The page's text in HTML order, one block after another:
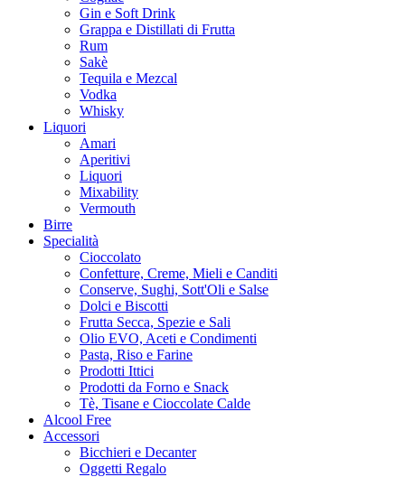
Gin e Soft Drink
Grappa e Distillati di Frutta
Rum
Sakè
Tequila e Mezcal
Vodka
Whisky
Liquori
Amari
Aperitivi
Liquori
Mixability
Vermouth
Birre
Specialità
Cioccolato
Confetture, Creme, Mieli e Canditi
Conserve, Sughi, Sott'Oli e Salse
Dolci e Biscotti
Frutta Secca, Spezie e Sali
Olio EVO, Aceti e Condimenti
Pasta, Riso e Farine
Prodotti Ittici
Prodotti da Forno e Snack
Tè, Tisane e Cioccolate Calde
Alcool Free
Accessori
Bicchieri e Decanter
Oggetti Regalo